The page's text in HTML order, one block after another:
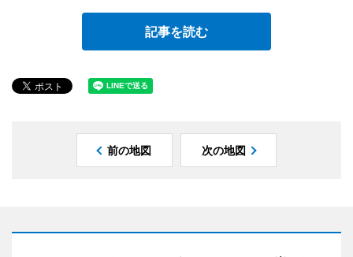
記事を読む
前の地図 次の地図